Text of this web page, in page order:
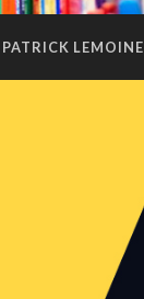
PATRICK LEMOINE